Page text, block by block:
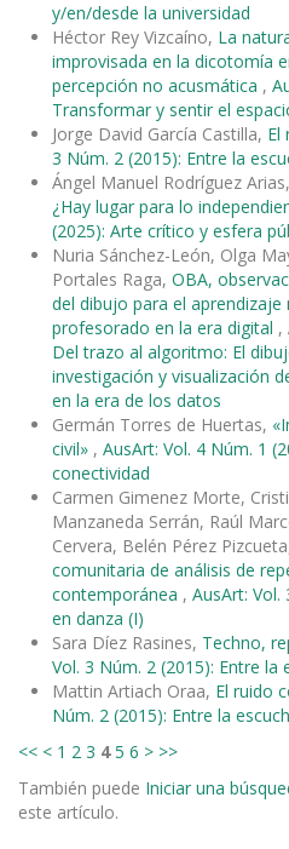
y/en/desde la universidad
Héctor Rey Vizcaíno, La
improvisada en la dicotomía
percepción no acusmática ,
Transformar y sentir el
Jorge David García Castilla, El
3 Núm. 2 (2015): Entre la
Ángel Manuel Rodríguez
¿Hay lugar para lo
(2025): Arte crítico y esfera
Nuria Sánchez-León, Olga
Portales Raga, OBA,
del dibujo para el
profesorado en la era digital ,
Del trazo al algoritmo: El
investigación y visualización
en la era de los datos
Germán Torres de Huertas,
civil» , AusArt: Vol. 4 Núm. 1
conectividad
Carmen Gimenez Morte,
Manzaneda Serrán, Raúl
Cervera, Belén Pérez
comunitaria de análisis de
contemporánea , AusArt: Vol.
en danza (I)
Sara Díez Rasines, Techno,
Vol. 3 Núm. 2 (2015): Entre la
Mattin Artiach Oraa, El ruido
Núm. 2 (2015): Entre la
<< < 1 2 3 4 5 6 > >>
También puede Iniciar una
este artículo.